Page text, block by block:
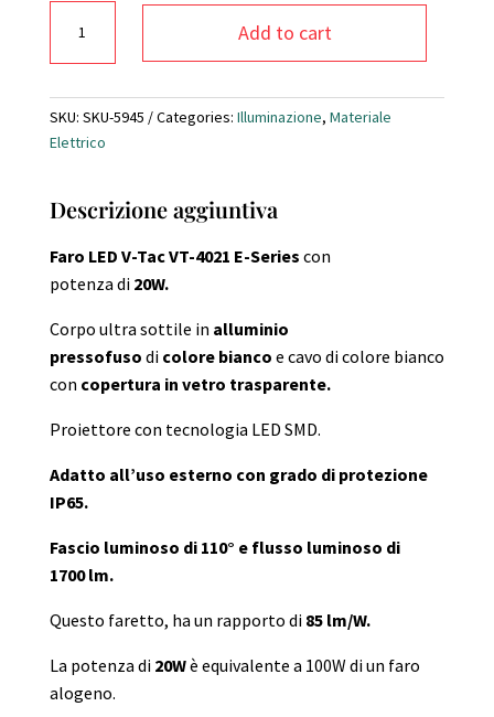
SMD
E-
Bianco
Luce
LED
Add to cart
SKU: SKU-5945 Categories: Illuminazione, Materiale
Elettrico
Descrizione aggiuntiva
Faro LED V-Tac VT-4021 E-Series con
potenza di 20W.
Corpo ultra sottile in alluminio
pressofuso di colore bianco e cavo di colore bianco
con copertura in vetro trasparente.
Proiettore con tecnologia LED SMD.
Adatto all’uso esterno con grado di protezione
IP65.
Fascio luminoso di 110° e flusso luminoso di
1700 lm.
Questo faretto, ha un rapporto di 85 lm/W.
La potenza di 20Wè equivalente a 100W di un faro
alogeno.